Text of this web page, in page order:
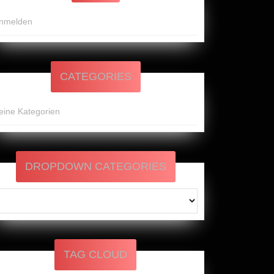
CATEGORIES
Kategorien
DROPDOWN CATEGORIES
TAG CLOUD